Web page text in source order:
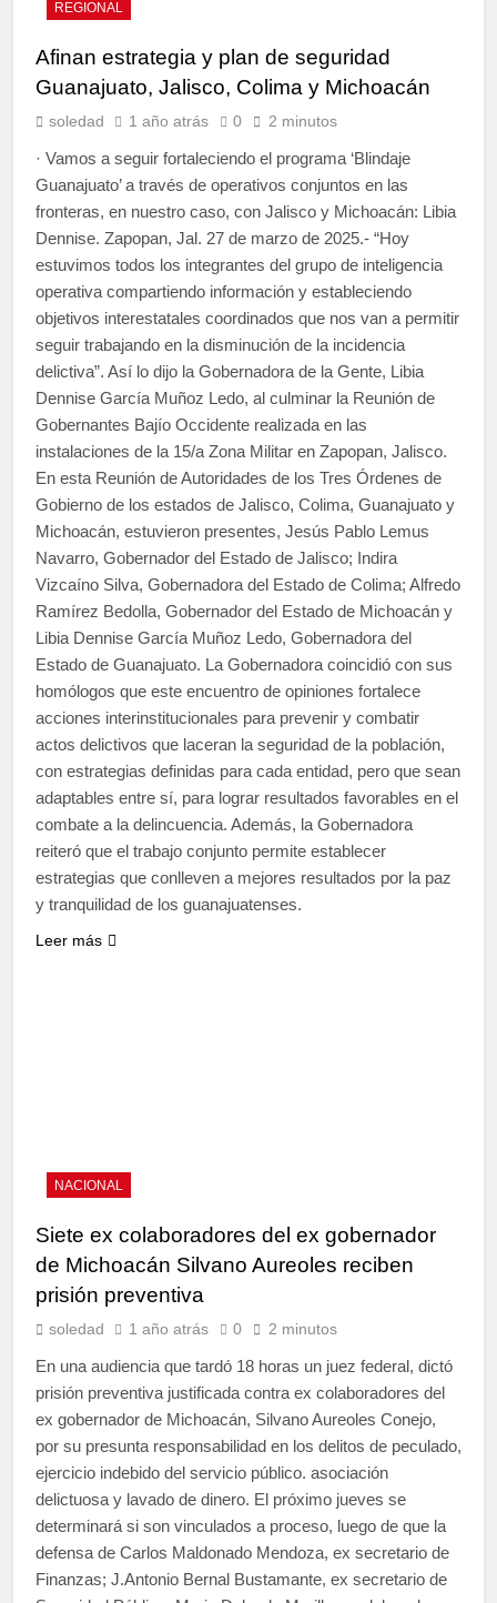
REGIONAL
Afinan estrategia y plan de seguridad
Guanajuato, Jalisco, Colima y Michoacán
soledad 1 año atrás 0 2 minutos
· Vamos a seguir fortaleciendo el programa ‘Blindaje
Guanajuato’ a través de operativos conjuntos en las
fronteras, en nuestro caso, con Jalisco y Michoacán: Libia
Dennise. Zapopan, Jal. 27 de marzo de 2025.- “Hoy
estuvimos todos los integrantes del grupo de inteligencia
operativa compartiendo información y estableciendo
objetivos interestatales coordinados que nos van a permitir
seguir trabajando en la disminución de la incidencia
delictiva”. Así lo dijo la Gobernadora de la Gente, Libia
Dennise García Muñoz Ledo, al culminar la Reunión de
Gobernantes Bajío Occidente realizada en las
instalaciones de la 15/a Zona Militar en Zapopan, Jalisco.
En esta Reunión de Autoridades de los Tres Órdenes de
Gobierno de los estados de Jalisco, Colima, Guanajuato y
Michoacán, estuvieron presentes, Jesús Pablo Lemus
Navarro, Gobernador del Estado de Jalisco; Indira
Vizcaíno Silva, Gobernadora del Estado de Colima; Alfredo
Ramírez Bedolla, Gobernador del Estado de Michoacán y
Libia Dennise García Muñoz Ledo, Gobernadora del
Estado de Guanajuato. La Gobernadora coincidió con sus
homólogos que este encuentro de opiniones fortalece
acciones interinstitucionales para prevenir y combatir
actos delictivos que laceran la seguridad de la población,
con estrategias definidas para cada entidad, pero que sean
adaptables entre sí, para lograr resultados favorables en el
combate a la delincuencia. Además, la Gobernadora
reiteró que el trabajo conjunto permite establecer
estrategias que conlleven a mejores resultados por la paz
y tranquilidad de los guanajuatenses.
Leer más
NACIONAL
Siete ex colaboradores del ex gobernador
de Michoacán Silvano Aureoles reciben
prisión preventiva
soledad 1 año atrás 0 2 minutos
En una audiencia que tardó 18 horas un juez federal, dictó
prisión preventiva justificada contra ex colaboradores del
ex gobernador de Michoacán, Silvano Aureoles Conejo,
por su presunta responsabilidad en los delitos de peculado,
ejercicio indebido del servicio público. asociación
delictuosa y lavado de dinero. El próximo jueves se
determinará si son vinculados a proceso, luego de que la
defensa de Carlos Maldonado Mendoza, ex secretario de
Finanzas; J.Antonio Bernal Bustamante, ex secretario de